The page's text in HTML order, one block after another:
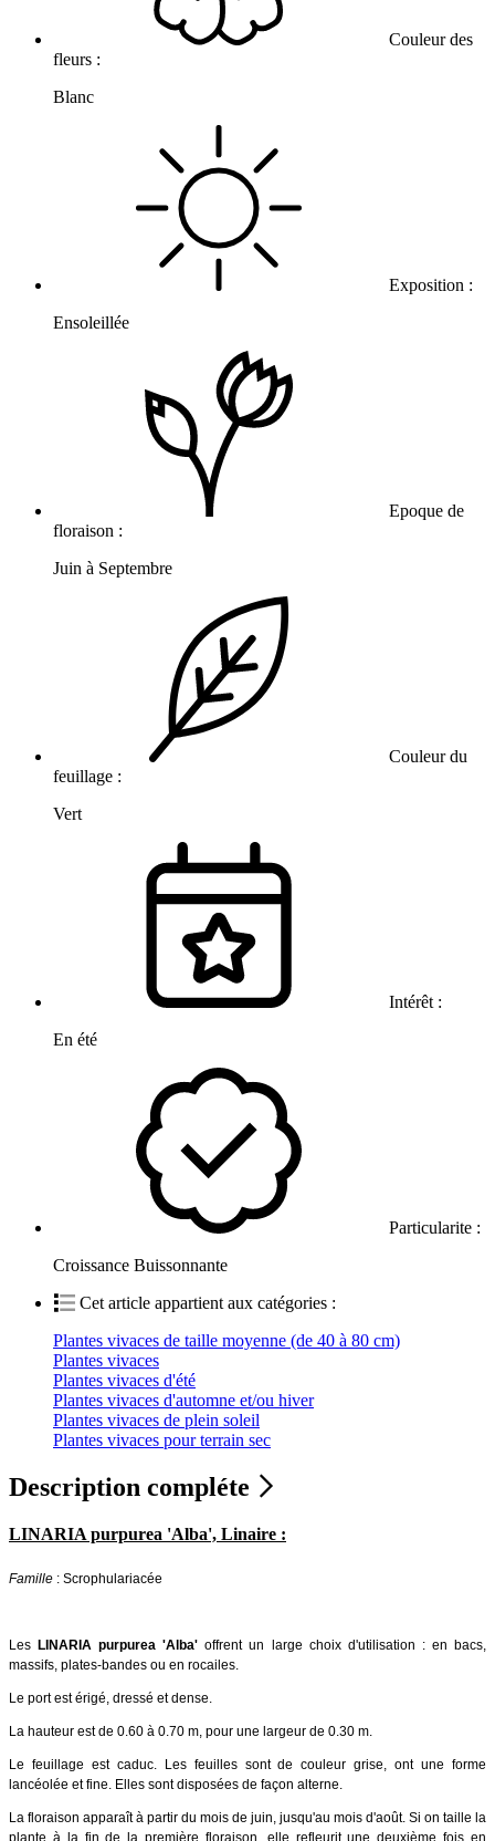
Couleur des
fleurs :
Blanc
Exposition :
Ensoleillée
Epoque de
floraison :
Juin à Septembre
Couleur du
feuillage :
Vert
Intérêt :
En été
Particularite :
Croissance Buissonnante
Cet article appartient aux catégories :
Plantes vivaces de taille moyenne (de 40 à 80 cm)
Plantes vivaces
Plantes vivaces d'été
Plantes vivaces d'automne et/ou hiver
Plantes vivaces de plein soleil
Plantes vivaces pour terrain sec
Description compléte
LINARIA purpurea 'Alba', Linaire :
Famille : Scrophulariacée
Les LINARIA purpurea 'Alba'offrent un large choix d'utilisation : en bacs,
massifs, plates-bandes ou en rocailes.
Le port est érigé, dressé et dense.
La hauteur est de 0.60 à 0.70 m, pour une largeur de 0.30 m.
Le feuillage est caduc. Les feuilles sont de couleur grise, ont une forme
lancéolée et fine. Elles sont disposées de façon alterne.
La floraison apparaît à partir du mois de juin, jusqu'au mois d'août. Si on taille la
plante à la fin de la première floraison, elle refleurit une deuxième fois en